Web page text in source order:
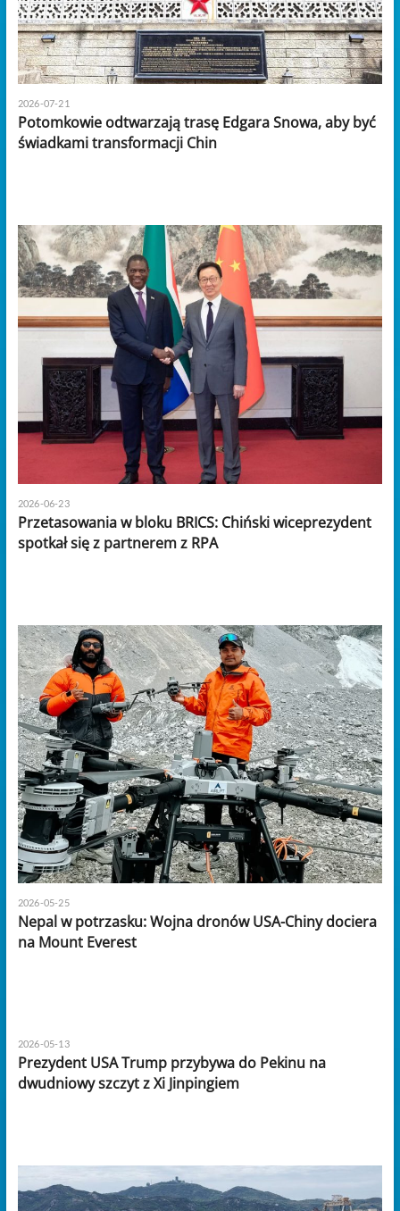
2026-07-21
Potomkowie odtwarzają trasę Edgara Snowa, aby być
świadkami transformacji Chin
2026-06-23
Przetasowania w bloku BRICS: Chiński wiceprezydent
spotkał się z partnerem z RPA
2026-05-25
Nepal w potrzasku: Wojna dronów USA-Chiny dociera
na Mount Everest
2026-05-13
Prezydent USA Trump przybywa do Pekinu na
dwudniowy szczyt z Xi Jinpingiem